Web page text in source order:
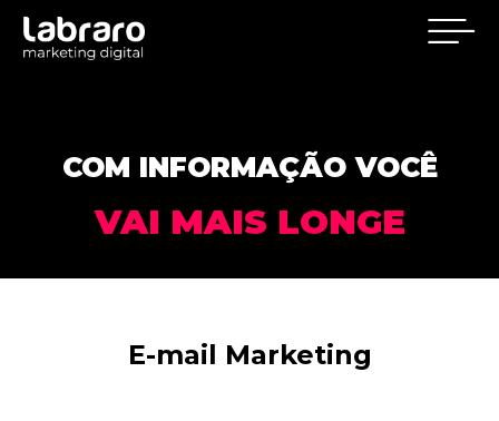
COM INFORMAÇÃO VOCÊ
VAI MAIS LONGE
E-mail Marketing